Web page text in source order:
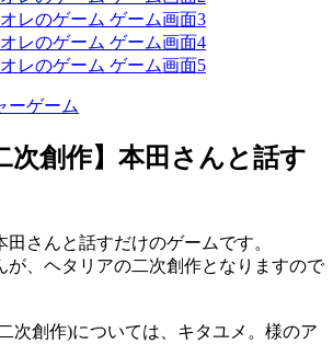
ーゲーム
次創作】本田さんと話す
さんと話すだけのゲームです。
が、ヘタリアの二次創作となりますので
次創作)については、キタユメ。様のア